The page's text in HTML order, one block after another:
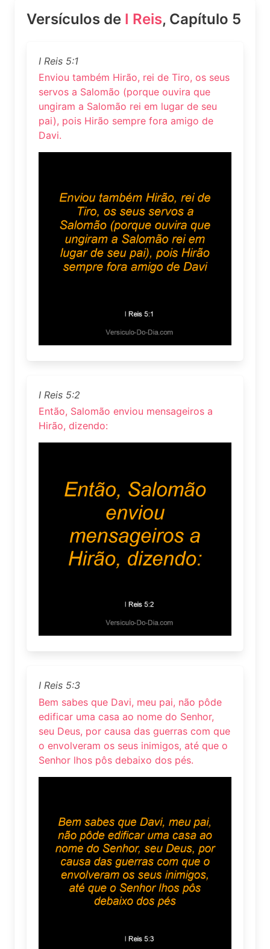
Versículos de I Reis, Capítulo 5
I Reis 5:1
Enviou também Hirão, rei de Tiro, os seus
servos a Salomão (porque ouvira que
ungiram a Salomão rei em lugar de seu
pai), pois Hirão sempre fora amigo de
Davi.
I Reis 5:2
Então, Salomão enviou mensageiros a
Hirão, dizendo:
I Reis 5:3
Bem sabes que Davi, meu pai, não pôde
edificar uma casa ao nome do Senhor,
seu Deus, por causa das guerras com que
o envolveram os seus inimigos, até que o
Senhor lhos pôs debaixo dos pés.